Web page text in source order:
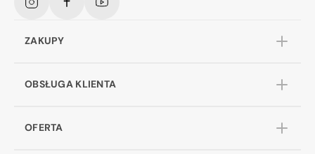
InstagramFacebookYouTube
ZAKUPY
OBSŁUGA KLIENTA
OFERTA